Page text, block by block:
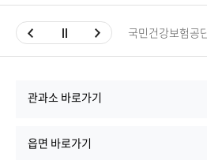
국민건강보험공
관과소 바로가기
읍면 바로가기